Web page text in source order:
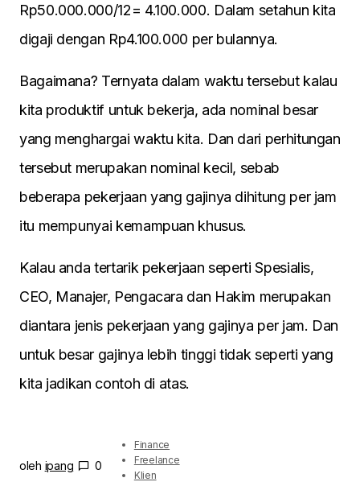
Rp50.000.000/12= 4.100.000. Dalam setahun kita
digaji dengan Rp4.100.000 per bulannya.
Bagaimana? Ternyata dalam waktu tersebut kalau
kita produktif untuk bekerja, ada nominal besar
yang menghargai waktu kita. Dan dari perhitungan
tersebut merupakan nominal kecil, sebab
beberapa pekerjaan yang gajinya dihitung per jam
itu mempunyai kemampuan khusus.
Kalau anda tertarik pekerjaan seperti Spesialis,
CEO, Manajer, Pengacara dan Hakim merupakan
diantara jenis pekerjaan yang gajinya per jam. Dan
untuk besar gajinya lebih tinggi tidak seperti yang
kita jadikan contoh di atas.
oleh ipang 0
Finance
Freelance
Klien